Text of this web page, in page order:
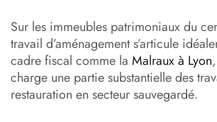
Sur les immeubles patrimoniaux du
travail d’aménagement s’articule
cadre fiscal comme la Malraux à Lyon
charge une partie substantielle des
restauration en secteur sauvegardé.